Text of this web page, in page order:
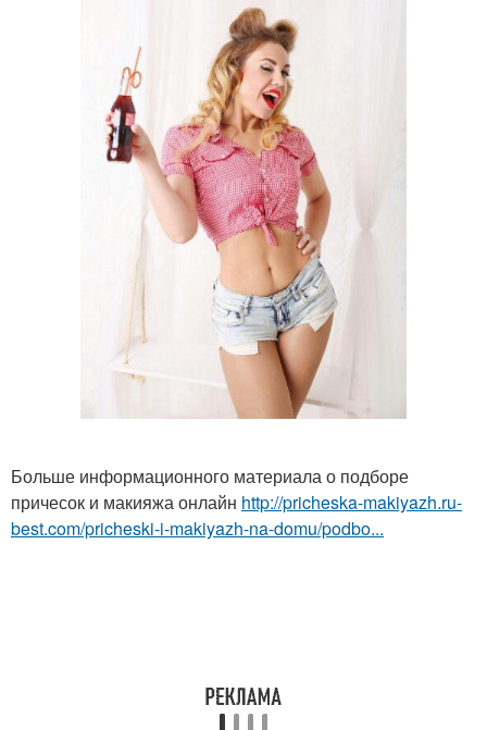
Больше информационного материала о подборе
причесок и макияжа онлайн http://pricheska-makiyazh.ru-
best.com/pricheski-i-makiyazh-na-domu/podbo...